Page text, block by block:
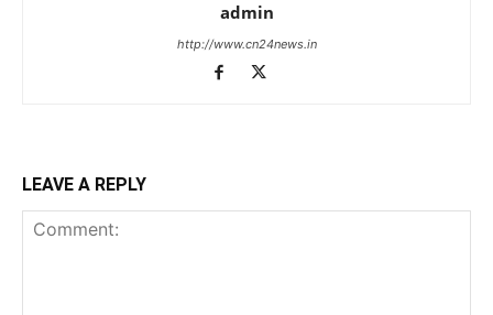
admin
http://www.cn24news.in
LEAVE A REPLY